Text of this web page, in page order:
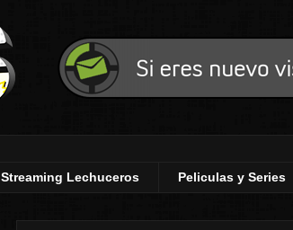
Streaming Lechuceros Peliculas y Series